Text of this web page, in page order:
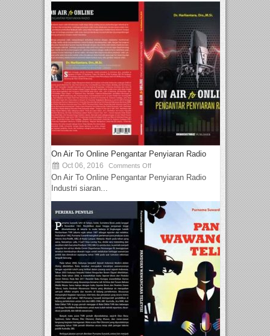
On Air To Online Pengantar Penyiaran Radio
Oct 06, 2016 Comments Off
On Air To Online Pengantar Penyiaran Radio
Industri siaran...